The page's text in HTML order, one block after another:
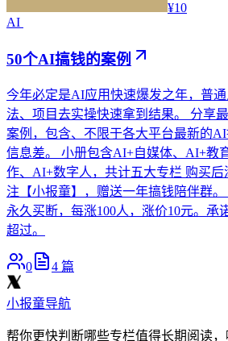
¥10
AI
50个AI搞钱的案例
今年必定是AI应用快速爆发之年，普
法、项目去实操快速拿到结果。 分享
案例，包含、不限于各大平台最新的
信息差。 小册包含AI+自媒体、AI+教
作、AI+数字人，共计五大专栏 购买后
注【小报童】，赠送一年搞钱陪伴群
永久买断，每涨100人，涨价10元。承
超过。
0 4 篇
小报童导航
帮你更快判断哪些专栏值得长期阅读